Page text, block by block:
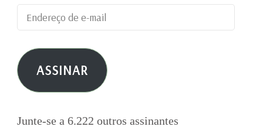
Endereço
de
e-
mail ASSINAR
Junte-se a 6.222 outros assinantes